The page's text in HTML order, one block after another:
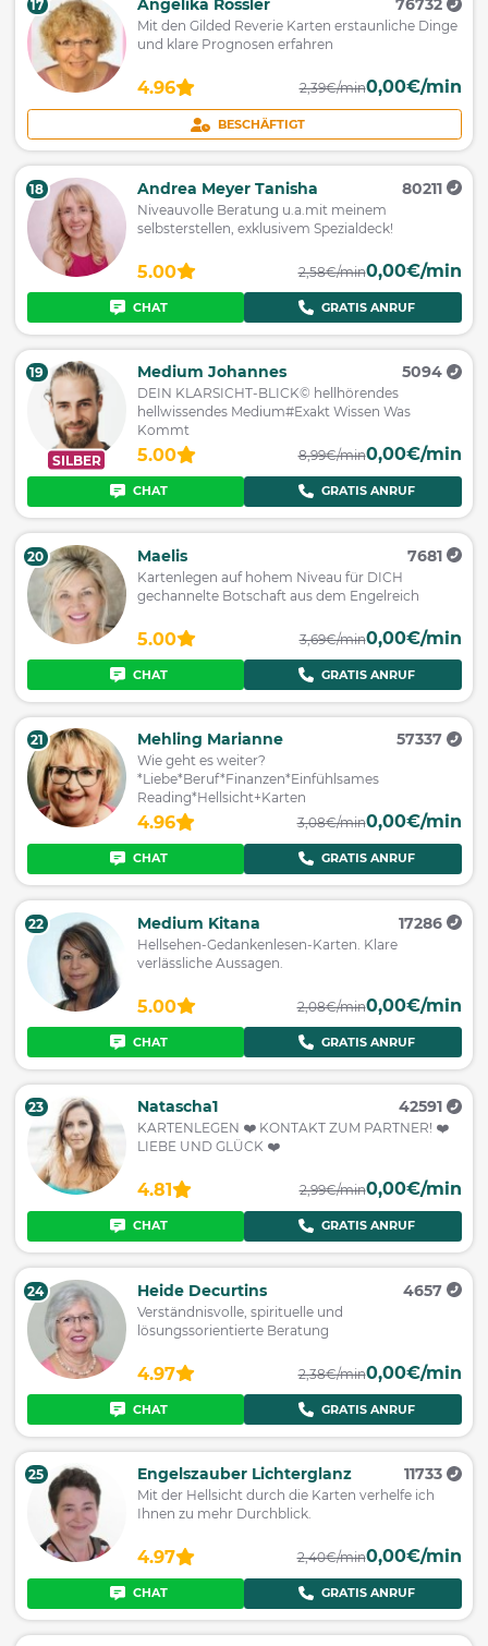
17 Angelika Rössler 76732
Mit den Gilded Reverie Karten erstaunliche Dinge
und klare Prognosen erfahren
4.96 2,39€/min0,00€/min
BESCHÄFTIGT
18 Andrea Meyer Tanisha 80211
Niveauvolle Beratung u.a.mit meinem
selbsterstellen, exklusivem Spezialdeck!
5.00 2,58€/min0,00€/min
CHAT GRATIS ANRUF
SILBER
19 Medium Johannes 5094
DEIN KLARSICHT-BLICK© hellhörendes
hellwissendes Medium#Exakt Wissen Was
Kommt
5.00 8,99€/min0,00€/min
CHAT GRATIS ANRUF
20 Maelis 7681
Kartenlegen auf hohem Niveau für DICH
gechannelte Botschaft aus dem Engelreich
5.00 3,69€/min0,00€/min
CHAT GRATIS ANRUF
21 Mehling Marianne 57337
Wie geht es weiter?
*Liebe*Beruf*Finanzen*Einfühlsames
Reading*Hellsicht+Karten
4.96 3,08€/min0,00€/min
CHAT GRATIS ANRUF
22 Medium Kitana 17286
Hellsehen-Gedankenlesen-Karten. Klare
verlässliche Aussagen.
5.00 2,08€/min0,00€/min
CHAT GRATIS ANRUF
23 Natascha1 42591
KARTENLEGEN ❤️ KONTAKT ZUM PARTNER! ❤️
LIEBE UND GLÜCK ❤️
4.81 2,99€/min0,00€/min
CHAT GRATIS ANRUF
24 Heide Decurtins 4657
Verständnisvolle, spirituelle und
lösungssorientierte Beratung
4.97 2,38€/min0,00€/min
CHAT GRATIS ANRUF
25 Engelszauber Lichterglanz 11733
Mit der Hellsicht durch die Karten verhelfe ich
Ihnen zu mehr Durchblick.
4.97 2,40€/min0,00€/min
CHAT GRATIS ANRUF